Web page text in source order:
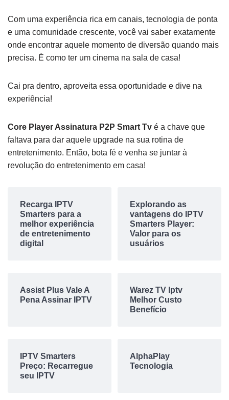
Com uma experiência rica em canais, tecnologia de ponta
e uma comunidade crescente, você vai saber exatamente
onde encontrar aquele momento de diversão quando mais
precisa. É como ter um cinema na sala de casa!
Cai pra dentro, aproveita essa oportunidade e dive na
experiência!
Core Player Assinatura P2P Smart Tv é a chave que
faltava para dar aquele upgrade na sua rotina de
entretenimento. Então, bota fé e venha se juntar à
revolução do entretenimento em casa!
Recarga IPTV
Smarters para a
melhor experiência
de entretenimento
digital
Explorando as
vantagens do IPTV
Smarters Player:
Valor para os
usuários
Assist Plus Vale A
Pena Assinar IPTV
Warez TV Iptv
Melhor Custo
Benefício
IPTV Smarters
Preço: Recarregue
seu IPTV
AlphaPlay
Tecnologia